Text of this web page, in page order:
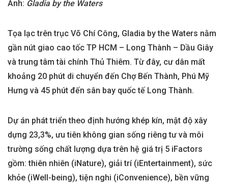
Ảnh: Gladia by the Waters
Tọa lạc trên trục Võ Chí Công, Gladia by the Waters nằm
gần nút giao cao tốc TP HCM – Long Thành – Dầu Giây
và trung tâm tài chính Thủ Thiêm. Từ đây, cư dân mất
khoảng 20 phút di chuyển đến Chợ Bến Thành, Phú Mỹ
Hưng và 45 phút đến sân bay quốc tế Long Thành.
Dự án phát triển theo định hướng khép kín, mật độ xây
dựng 23,3%, ưu tiên không gian sống riêng tư và môi
trường sống chất lượng dựa trên hệ giá trị 5 iFactors
gồm: thiên nhiên (iNature), giải trí (iEntertainment), sức
khỏe (iWell-being), tiện nghi (iConvenience), bền vững